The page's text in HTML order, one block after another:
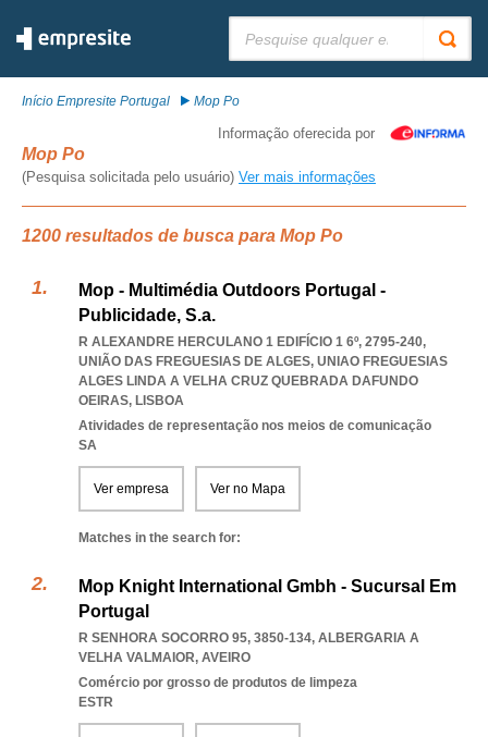
Início Empresite Portugal Mop Po
Informação oferecida por
Mop Po
(Pesquisa solicitada pelo usuário) Ver mais informações
1200 resultados de busca para Mop Po
Mop - Multimédia Outdoors Portugal -
Publicidade, S.a.
R ALEXANDRE HERCULANO 1 EDIFÍCIO 1 6º, 2795-240,
UNIÃO DAS FREGUESIAS DE ALGES, UNIAO FREGUESIAS
ALGES LINDA A VELHA CRUZ QUEBRADA DAFUNDO
OEIRAS, LISBOA
Atividades de representação nos meios de comunicação
SA
Ver empresa Ver no Mapa
Matches in the search for:
Mop Knight International Gmbh - Sucursal Em
Portugal
R SENHORA SOCORRO 95, 3850-134, ALBERGARIA A
VELHA VALMAIOR, AVEIRO
Comércio por grosso de produtos de limpeza
ESTR